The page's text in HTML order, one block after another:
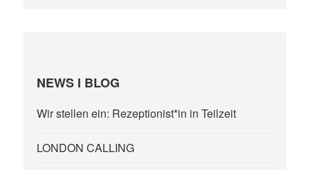
NEWS I BLOG
Wir stellen ein: Rezeptionist*in in Teilzeit
LONDON CALLING